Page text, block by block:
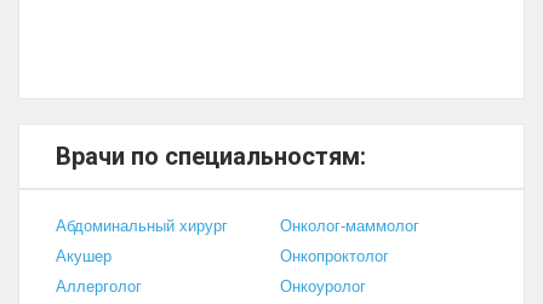
Врачи по специальностям:
Абдоминальный хирург
Акушер
Аллерголог
Онколог-маммолог
Онкопроктолог
Онкоуролог